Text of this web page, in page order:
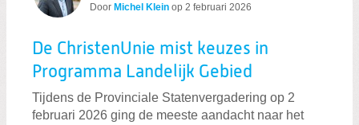
Door Michel Klein op 2 februari 2026
De ChristenUnie mist keuzes in
Programma Landelijk Gebied
Tijdens de Provinciale Statenvergadering op 2
februari 2026 ging de meeste aandacht naar het